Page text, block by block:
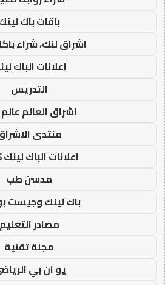
باقات باك
اشراق لنك، شراء
اعلانات الباك
التدريس
اشراق العالم
منتدى
اعلانات الباك لينك 2026
مدسن طب
باك لينك وجيست
مصادر التعليم
مجلة تقنية
يو ان بي